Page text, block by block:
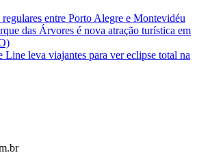
entre Porto Alegre e Montevidéu
das Árvores é nova atração turística em
leva viajantes para ver eclipse total na